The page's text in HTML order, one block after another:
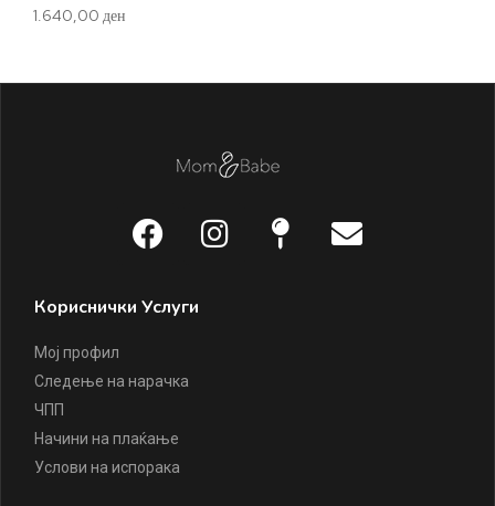
1.640,00 ден
Кориснички Услуги
Мој профил
Следење на нарачка
ЧПП
Начини на плаќање
Услови на испорака